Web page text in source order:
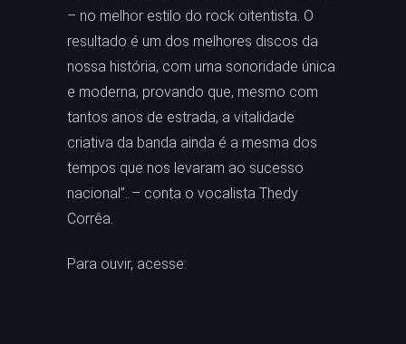
– no melhor estilo do rock oitentista. O
resultado é um dos melhores discos da
nossa história, com uma sonoridade única
e moderna, provando que, mesmo com
tantos anos de estrada, a vitalidade
criativa da banda ainda é a mesma dos
tempos que nos levaram ao sucesso
nacional”. – conta o vocalista Thedy
Corrêa.
Para ouvir, acesse: